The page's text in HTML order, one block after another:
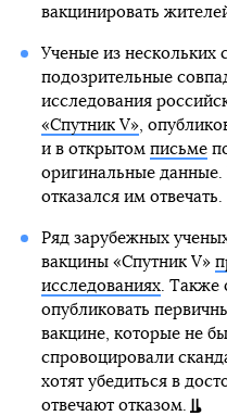
вакцинировать
Ученые из нескольких
подозрительные
исследования
«Спутник V»,
и в открытом письме
оригинальные данные.
отказался им отвечать.
Ряд зарубежных
вакцины «Спутник V»
исследованиях. Также
опубликовать
вакцине, которые не
спровоцировали
хотят убедиться в
отвечают отказом.